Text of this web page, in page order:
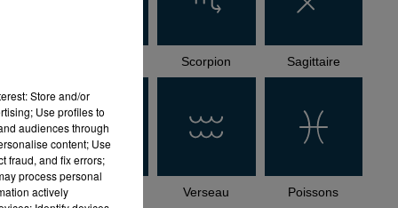
Scorpion Sagittaire
Capricorne Verseau Poissons
Store and/or
Use profiles to
audiences through
content; Use
fraud, and fix errors;
process personal
actively